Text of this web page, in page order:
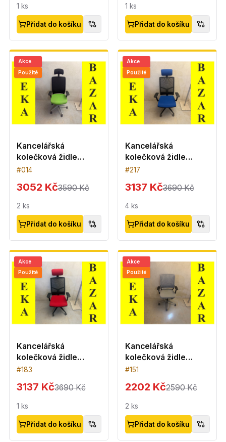
1 ks
Přidat do košíku
1 ks
Přidat do košíku
Akce
Použité
Kancelářská
kolečková židle
Profim - zelená
#014
3052 Kč3590 Kč
2 ks
Přidat do košíku
Akce
Použité
Kancelářská
kolečková židle
Antares - modrý
#217
3137 Kč3690 Kč
4 ks
Přidat do košíku
Akce
Použité
Kancelářská
kolečková židle
Antares - červený
#183
3137 Kč3690 Kč
1 ks
Přidat do košíku
Akce
Použité
Kancelářská
kolečková židle
Sedus - šedá
#151
2202 Kč2590 Kč
2 ks
Přidat do košíku